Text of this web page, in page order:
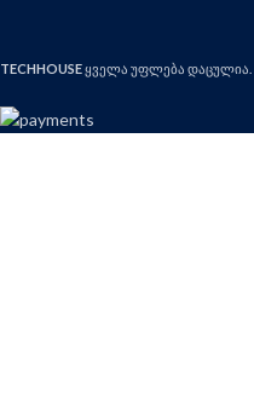
TECHHOUSEყველა უფლება დაცულია.